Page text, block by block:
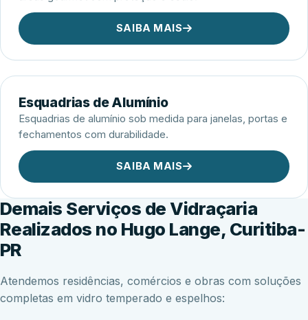
SAIBA MAIS
Esquadrias de Alumínio
Esquadrias de alumínio sob medida para janelas, portas e
fechamentos com durabilidade.
SAIBA MAIS
Demais Serviços de Vidraçaria
Realizados no Hugo Lange, Curitiba-
PR
Atendemos residências, comércios e obras com soluções
completas em vidro temperado e espelhos: